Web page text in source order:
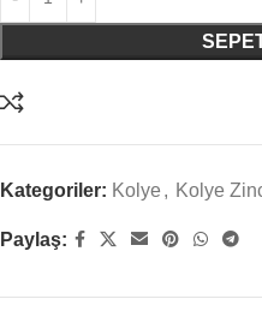
Kategoriler: Kolye , Kolye
Paylaş: